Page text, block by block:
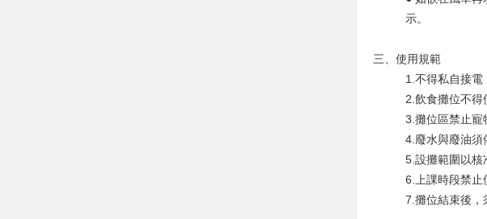
示。
三、使用規範
1.不得私自接電
2.飲食攤位不得
3.攤位區禁止寵
4.廢水與廢油須
5.設攤範圍以核
6.上課時段禁止
7.攤位結束後，